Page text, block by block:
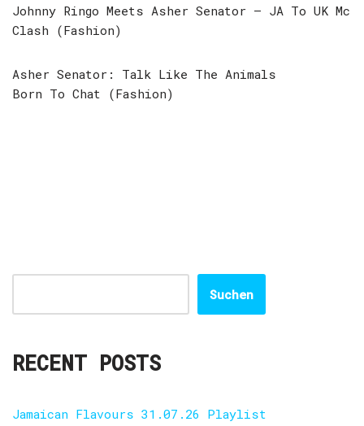
Johnny Ringo Meets Asher Senator ‎– JA To UK Mc
Clash (Fashion)
Asher Senator: Talk Like The Animals
Born To Chat (Fashion)
Suchen
RECENT POSTS
Jamaican Flavours 31.07.26 Playlist